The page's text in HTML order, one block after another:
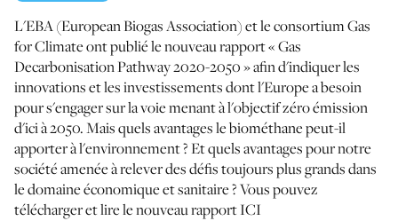
L'EBA (European Biogas Association) et le consortium Gas
for Climate ont publié le nouveau rapport « Gas
Decarbonisation Pathway 2020-2050 » afin d'indiquer les
innovations et les investissements dont l'Europe a besoin
pour s'engager sur la voie menant à l'objectif zéro émission
d'ici à 2050. Mais quels avantages le biométhane peut-il
apporter à l'environnement ? Et quels avantages pour notre
société amenée à relever des défis toujours plus grands dans
le domaine économique et sanitaire ? Vous pouvez
télécharger et lire le nouveau rapport ICI